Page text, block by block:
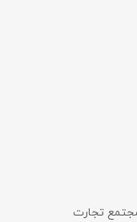
تجارت